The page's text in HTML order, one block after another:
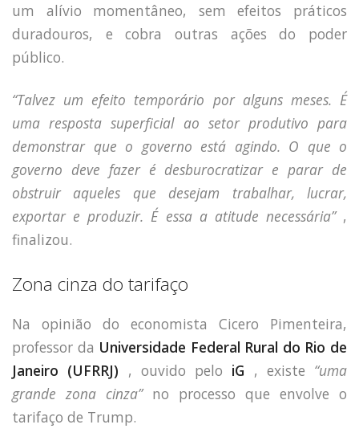
um alívio momentâneo, sem efeitos práticos
duradouros, e cobra outras ações do poder
público.
“Talvez um efeito temporário por alguns meses. É
uma resposta superficial ao setor produtivo para
demonstrar que o governo está agindo. O que o
governo deve fazer é desburocratizar e parar de
obstruir aqueles que desejam trabalhar, lucrar,
exportar e produzir. É essa a atitude necessária” ,
finalizou.
Zona cinza do tarifaço
Na opinião do economista Cicero Pimenteira,
professor da Universidade Federal Rural do Rio de
Janeiro (UFRRJ) , ouvido pelo iG , existe “uma
grande zona cinza” no processo que envolve o
tarifaço de Trump.